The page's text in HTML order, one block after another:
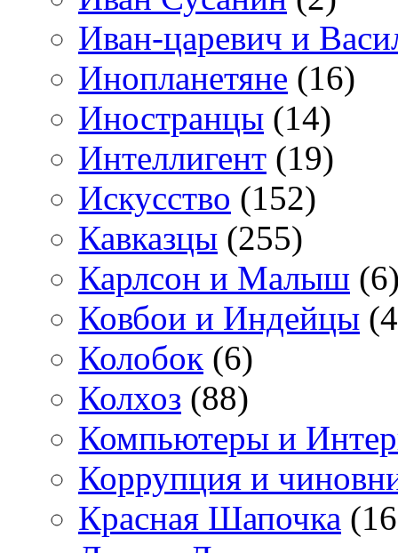
Иван-царевич и
Инопланетяне (16)
Иностранцы (14)
Интеллигент (19)
Искусство (152)
Кавказцы (255)
Карлсон и Малыш
Ковбои и Индейцы
Колобок (6)
Колхоз (88)
Компьютеры и
Коррупция и
Красная Шапочка